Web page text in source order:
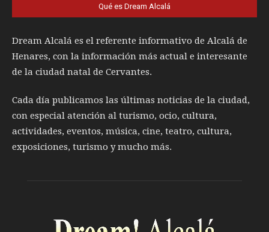
Qué es Dream Alcalá
Dream Alcalá es el referente informativo de Alcalá de
Henares, con la información más actual e interesante
de la ciudad natal de Cervantes.
Cada día publicamos las últimas noticias de la ciudad,
con especial atención al turismo, ocio, cultura,
actividades, eventos, música, cine, teatro, cultura,
exposiciones, turismo y mucho más.